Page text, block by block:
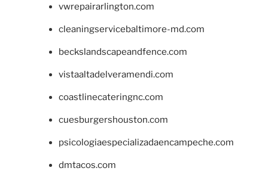
vwrepairarlington.com
cleaningservicebaltimore-md.com
beckslandscapeandfence.com
vistaaltadelveramendi.com
coastlinecateringnc.com
cuesburgershouston.com
psicologiaespecializadaencampeche.com
dmtacos.com